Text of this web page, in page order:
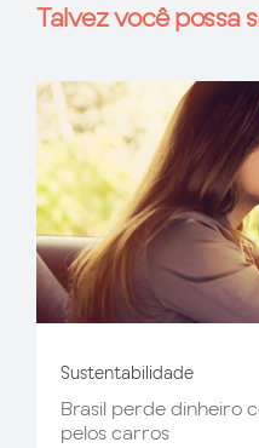
Talvez você possa
Sustentabilidade
Brasil perde dinheiro
pelos carros